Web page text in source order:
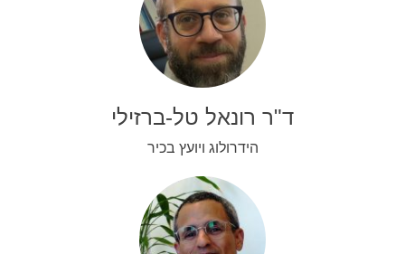
ד"ר רונאל טל-ברזילי
הידרולוג ויועץ בכיר